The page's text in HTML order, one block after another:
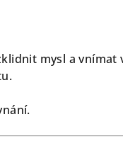
mysl a vnímat